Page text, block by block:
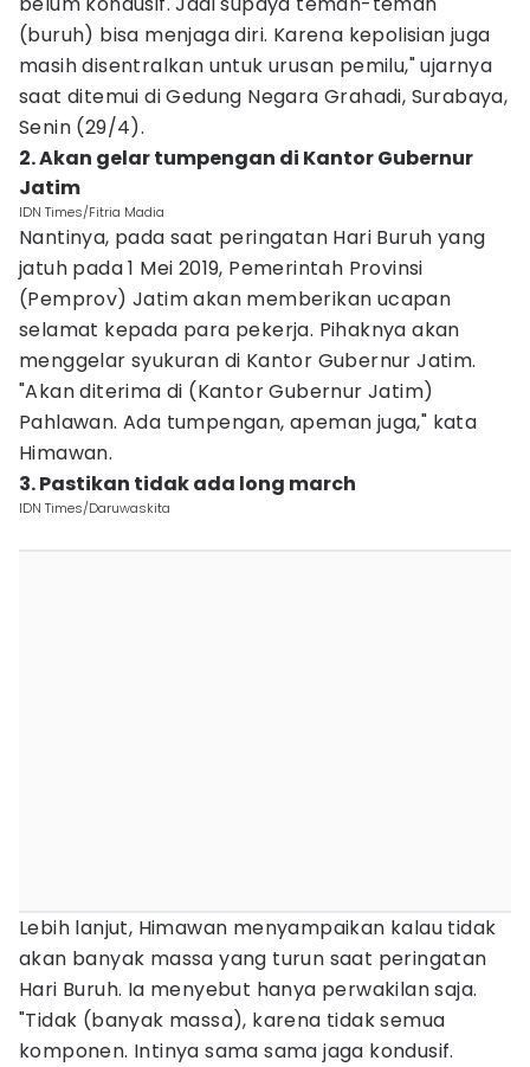
(buruh) bisa menjaga diri. Karena kepolisian juga
masih disentralkan untuk urusan pemilu," ujarnya
saat ditemui di Gedung Negara Grahadi, Surabaya,
Senin (29/4).
2. Akan gelar tumpengan di Kantor Gubernur
Jatim
IDN Times/Fitria Madia
Nantinya, pada saat peringatan Hari Buruh yang
jatuh pada 1 Mei 2019, Pemerintah Provinsi
(Pemprov) Jatim akan memberikan ucapan
selamat kepada para pekerja. Pihaknya akan
menggelar syukuran di Kantor Gubernur Jatim.
"Akan diterima di (Kantor Gubernur Jatim)
Pahlawan. Ada tumpengan, apeman juga," kata
Himawan.
3. Pastikan tidak ada long march
IDN Times/Daruwaskita
Lebih lanjut, Himawan menyampaikan kalau tidak
akan banyak massa yang turun saat peringatan
Hari Buruh. Ia menyebut hanya perwakilan saja.
"Tidak (banyak massa), karena tidak semua
komponen. Intinya sama sama jaga kondusif.